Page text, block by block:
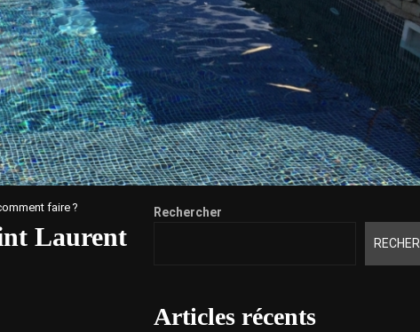
faire ?
Laurent
Rechercher
Articles récents